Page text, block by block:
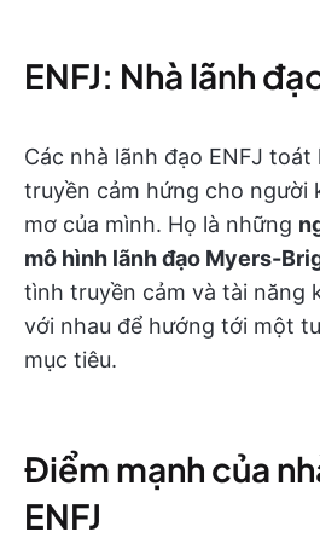
ENFJ: Nhà lãnh
Các nhà lãnh đạo ENFJ toát
truyền cảm hứng cho người
mơ của mình. Họ là những
mô hình lãnh đạo Myers-
tình truyền cảm và tài năng
với nhau để hướng tới một
mục tiêu.
Điểm mạnh của
ENFJ